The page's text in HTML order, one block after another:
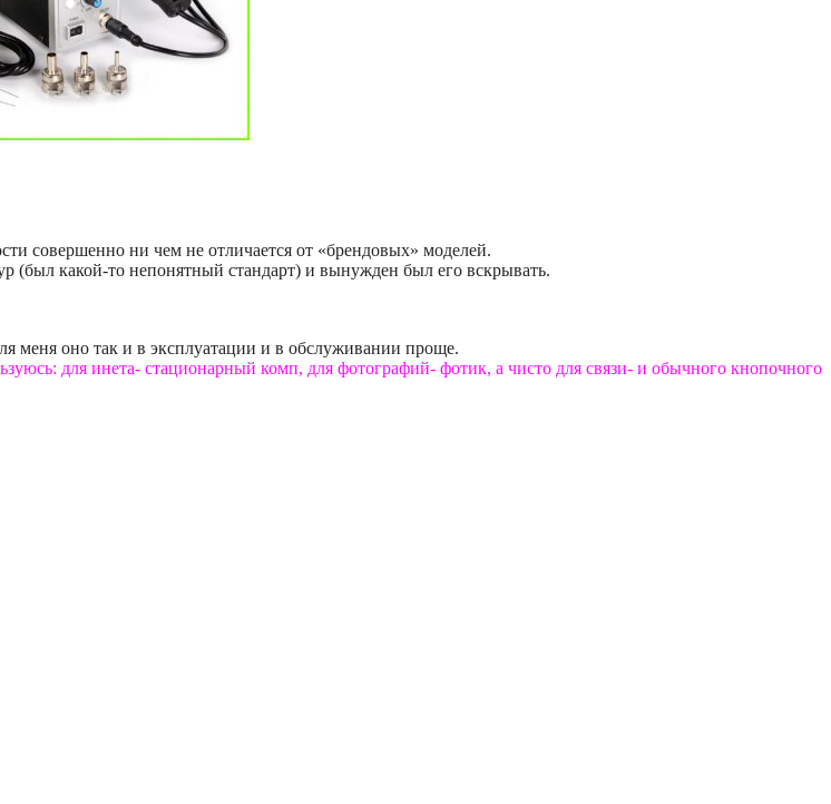
совершенно ни чем не отличается от «брендовых» моделей.
(был какой-то непонятный стандарт) и вынужден был его вскрывать.
меня оно так и в эксплуатации и в обслуживании проще.
для инета- стационарный комп, для фотографий- фотик, а чисто для связи- и обычного кнопочного